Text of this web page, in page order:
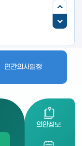
연간의사일정
의안정보